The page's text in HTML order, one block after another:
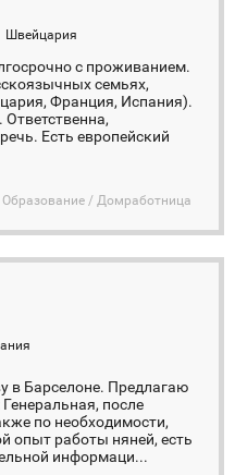
Швейцария
с проживанием.
семьях,
Франция, Испания).
Есть европейский
/ Домработница
в Барселоне. Предлагаю
после
по необходимости,
опыт работы няней, есть
информаци...